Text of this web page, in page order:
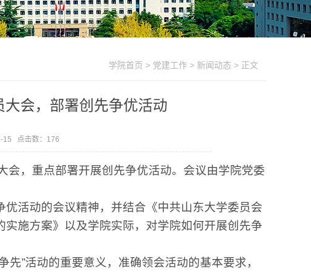
学院首页 > 党建工作 > 新闻动态 > 正文
会，部署创先争优活动
点击数： 176
会，重点部署开展创先争优活动。会议由学院党委
活动的会议精神，并结合《中共山东大学委员会
施方案》以及学院实际，对学院如何开展创先争
先”活动的重要意义，准确领会活动的基本要求，